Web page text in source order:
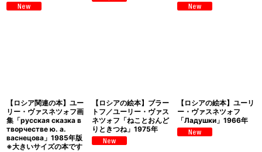
【ロシア関連の本】ユー
リー・ヴァスネツォフ画
集「русская сказка в
творчестве ю. а.
васнецова」1985年版
※大きいサイズの本です
【ロシアの絵本】ブラー
トフ／ユーリー・ヴァス
ネツォフ「ねことおんど
りときつね」1975年
【ロシアの絵本】ユーリ
ー・ヴァスネツォフ
「Ладушки」1966年